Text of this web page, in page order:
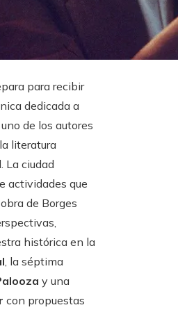
para recibir
dedicada a
uno de los autores
literatura
La ciudad
actividades que
de Borges
histórica en la
, la séptima
y una
con propuestas